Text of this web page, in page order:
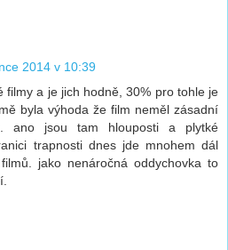
2014 v 10:39
filmy a je jich hodně, 30% pro tohle je
byla výhoda že film neměl zásadní
ano jsou tam hlouposti a plytké
trapnosti dnes jde mnohem dál
jako nenáročná oddychovka to